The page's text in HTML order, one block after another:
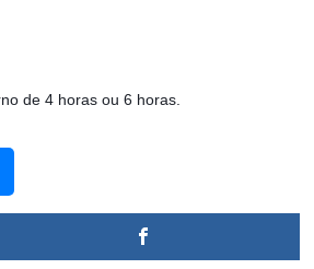
de 4 horas ou 6 horas.